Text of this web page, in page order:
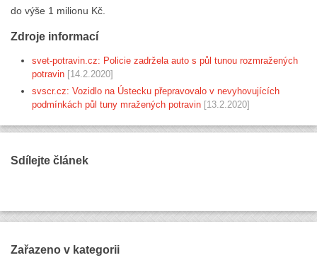
do výše 1 milionu Kč.
Zdroje informací
svet-potravin.cz: Policie zadržela auto s půl tunou rozmražených
potravin [14.2.2020]
svscr.cz: Vozidlo na Ústecku přepravovalo v nevyhovujících
podmínkách půl tuny mražených potravin [13.2.2020]
Sdílejte článek
Zařazeno v kategorii